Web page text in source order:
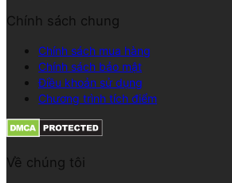
Chính sách chung
Chính sách mua hàng
Chính sách bảo mật
Điều khoản sử dụng
Chương trình tích điểm
Về chúng tôi